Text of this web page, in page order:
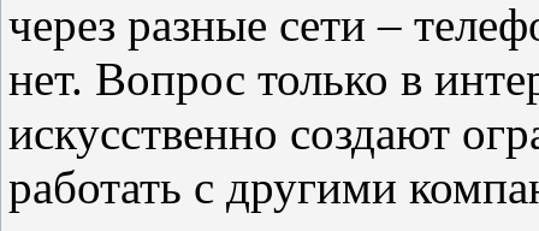
через разные сети –
нет. Вопрос только в
искусственно создают
работать с другими